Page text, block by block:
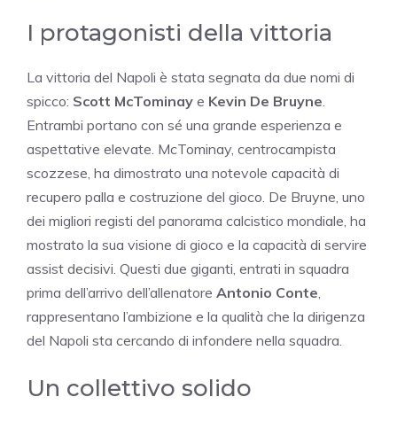
I protagonisti della vittoria
La vittoria del Napoli è stata segnata da due nomi di
spicco: Scott McTominay e Kevin De Bruyne
Entrambi portano con sé una grande esperienza e
aspettative elevate. McTominay, centrocampista
scozzese, ha dimostrato una notevole capacità di
recupero palla e costruzione del gioco. De Bruyne, uno
dei migliori registi del panorama calcistico mondiale, ha
mostrato la sua visione di gioco e la capacità di servire
assist decisivi. Questi due giganti, entrati in squadra
prima dell’arrivo dell’allenatore Antonio Conte
rappresentano l’ambizione e la qualità che la dirigenza
del Napoli sta cercando di infondere nella squadra.
Un collettivo solido